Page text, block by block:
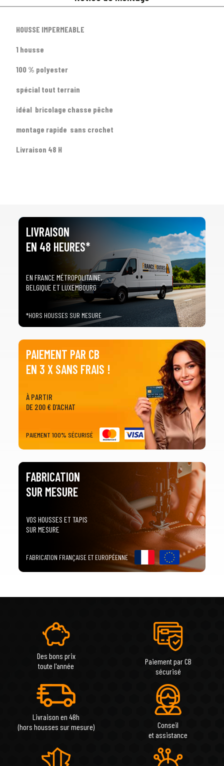
2 SÉLECTIONNEZ LA MARQUE DE VOTRE VÉHICULE
PRÉCISEZ LE MODÈLE
HOUSSE IMPERMEABLE
1 housse
100 % polyester
spécial tout terrain
idéal bricolage chasse pêche
montage rapide sans crochet
Livraison 48 H
LIVRAISON
EN 48 HEURES*
EN FRANCE MÉTROPOLITAINE,
BELGIQUE ET LUXEMBOURG
*HORS HOUSSES SUR MESURE
PAIEMENT PAR CB
EN 3 X SANS FRAIS !
À PARTIR
DE 200 € D'ACHAT
PAIEMENT 100% SÉCURISÉ
FABRICATION
SUR MESURE
VOS HOUSSES ET TAPIS
SUR MESURE
FABRICATION FRANÇAISE ET EUROPÉENNE
Des bons prix
toute l'année
Paiement par CB
sécurisé
Livraison en 48h
(hors housses sur mesure)
Conseil
et assistance